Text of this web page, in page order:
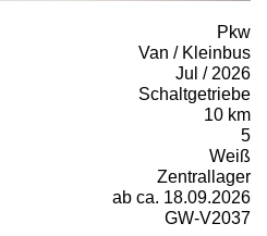
Pkw
Van / Kleinbus
Jul / 2026
Schaltgetriebe
10 km
5
Weiß
Zentrallager
ab ca. 18.09.2026
GW-V2037